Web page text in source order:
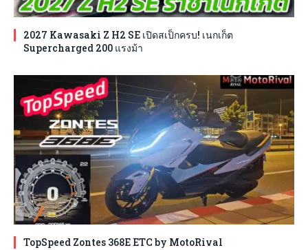
2027 Kawasaki Z H2 SE เปิดสเป็กครบ! เนกเก็ต
Supercharged 200 แรงม้า
TopSpeed Zontes 368E ETC by MotoRival